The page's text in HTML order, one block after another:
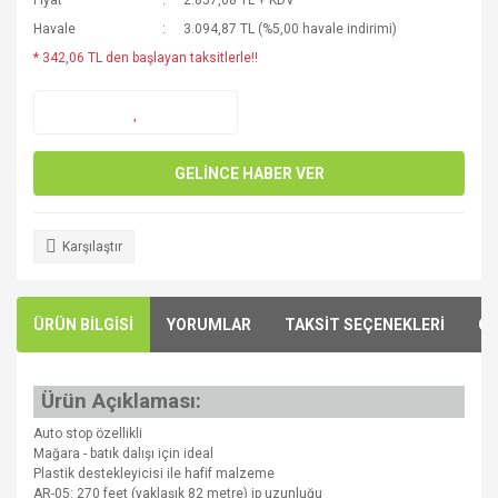
Havale
3.094,87 TL (%5,00 havale indirimi)
* 342,06 TL den başlayan taksitlerle!!
GELİNCE HABER VER
Karşılaştır
ÜRÜN BİLGİSİ YORUMLAR TAKSİT SEÇENEKLERİ
Ürün Açıklaması:
Auto stop özellikli
Mağara - batık dalışı için ideal
Plastik destekleyicisi ile hafif malzeme
AR-05: 270 feet (yaklaşık 82 metre) ip uzunluğu